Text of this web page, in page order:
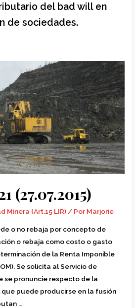
del bad will en
de sociedades.
(27.07.2015)
Minera (Art.15 LIR) / Por Marjorie
o no rebaja por concepto de
o rebaja como costo o gasto
de la Renta Imponible
Se solicita al Servicio de
se pronuncie respecto de la
puede producirse en la fusión
…